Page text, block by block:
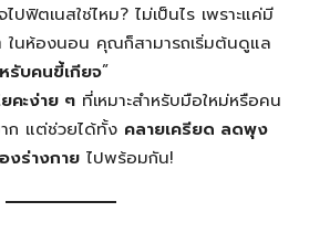
ฟิตเนสใช่ไหม? ไม่เป็นไร เพราะแค่มี
ในห้องนอน คุณก็สามารถเริ่มต้นดูแล
รับคนขี้เกียจ”
คะง่าย ๆ ที่เหมาะสำหรับมือใหม่หรือคน
ก แต่ช่วยได้ทั้ง คลายเครียด ลดพุง
งร่างกาย ไปพร้อมกัน!